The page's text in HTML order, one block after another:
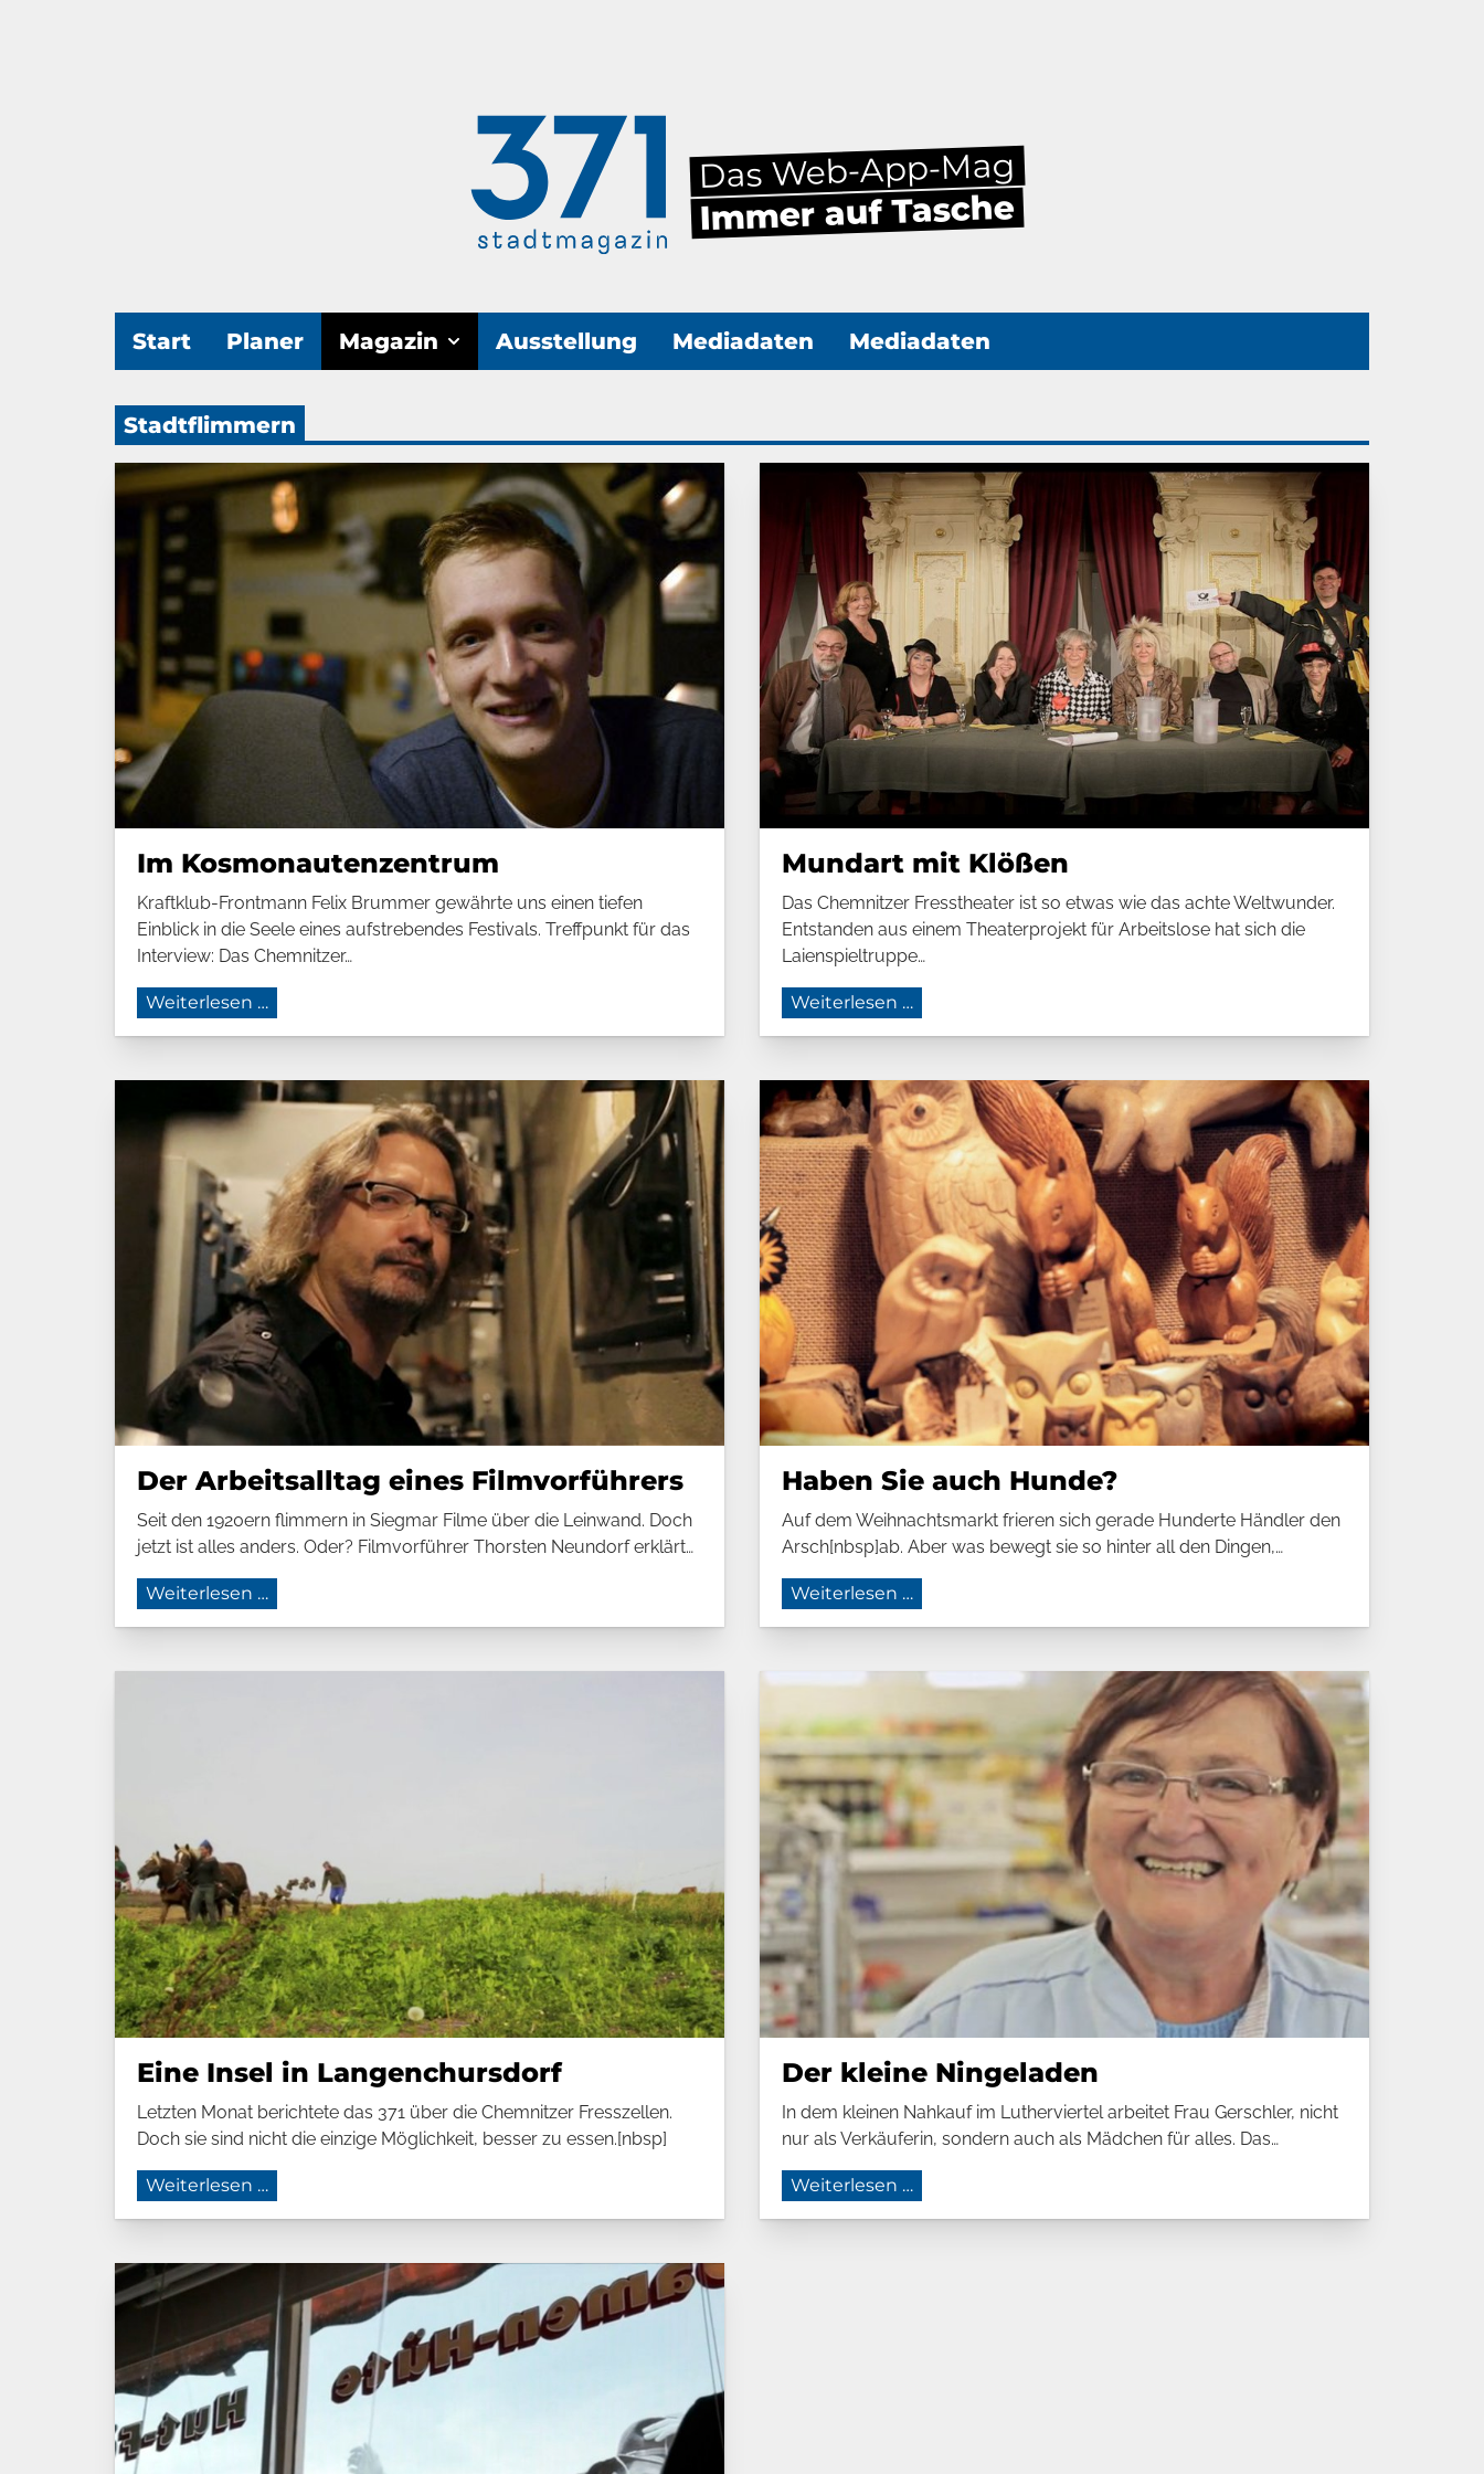
Das Web-App-Mag
Immer auf Tasche
Start Planer Magazin Ausstellung Mediadaten Mediadaten
Stadtflimmern
Im Kos­mo­nau­ten­zen­trum
Kraftklub-Frontmann Felix Brummer gewährte uns einen tiefen
Einblick in die Seele eines aufstrebendes Festivals. Treffpunkt für das
Interview: Das Chemnitzer…
Weiterlesen …Im Kosmonautenzentrum
Mundart mit Klößen
Das Chemnitzer Fresstheater ist so etwas wie das achte Weltwunder.
Entstanden aus einem Theaterprojekt für Arbeitslose hat sich die
Laienspieltruppe…
Weiterlesen …Mundart mit Klößen
Der Ar­beit­s­all­tag eines Film­vor­füh­rers
Seit den 1920ern flimmern in Siegmar Filme über die Leinwand. Doch
jetzt ist alles anders. Oder? Filmvorführer Thorsten Neundorf erklärt…
Weiterlesen …Der Arbeitsalltag eines Filmvorführers
Haben Sie auch Hunde?
Auf dem Weihnachtsmarkt frieren sich gerade Hunderte Händler den
Arsch[nbsp]ab. Aber was bewegt sie so hinter all den Dingen,…
Weiterlesen …Haben Sie auch Hunde?
Eine Insel in Lan­gen­churs­dorf
Letzten Monat berichtete das 371 über die Chemnitzer Fresszellen.
Doch sie sind nicht die einzige Möglichkeit, besser zu essen.[nbsp]
Weiterlesen …
Der kleine Ningeladen
In dem kleinen Nahkauf im Lutherviertel arbeitet Frau Gerschler, nicht
nur als Verkäuferin, sondern auch als Mädchen für alles. Das…
Weiterlesen …